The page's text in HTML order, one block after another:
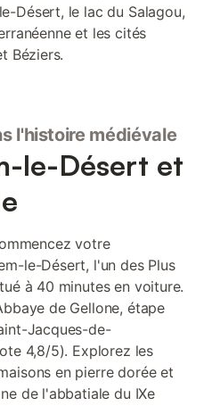
Désert, le lac du Salagou,
et les cités
Béziers.
l'histoire médiévale
le-Désert et
votre
le-Désert, l'un des Plus
à 40 minutes en voiture.
de Gellone, étape
Jacques-de-
4,8/5). Explorez les
en pierre dorée et
de l'abbatiale du IXe